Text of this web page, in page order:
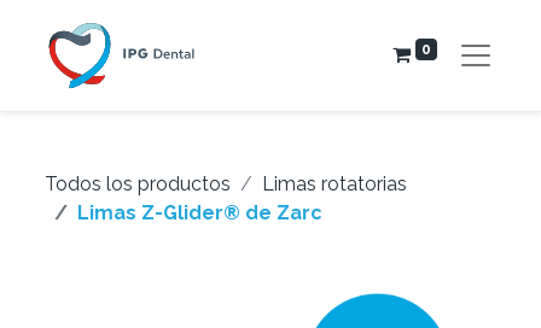
0
Todos los productos
Limas rotatorias
Limas Z-Glider® de Zarc